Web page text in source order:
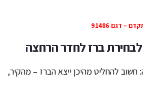
– דגם 91486
ברז לחדר הרחצה
חשוב להחליט מהיכן ייצא הברז – מהקיר,